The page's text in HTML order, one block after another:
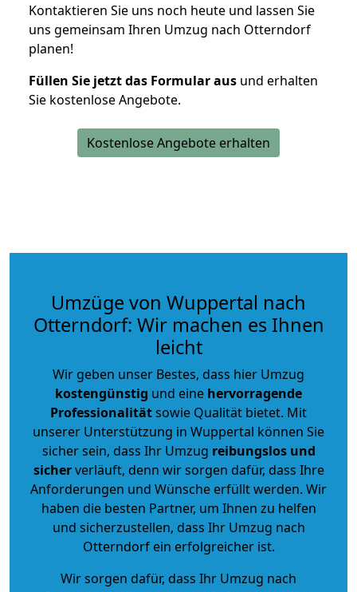
Kontaktieren Sie uns noch heute und lassen Sie
uns gemeinsam Ihren Umzug nach Otterndorf
planen!
Füllen Sie jetzt das Formular aus und erhalten
Sie kostenlose Angebote.
Kostenlose Angebote erhalten
Umzüge von Wuppertal nach
Otterndorf: Wir machen es Ihnen
leicht
Wir geben unser Bestes, dass hier Umzug
kostengünstig und eine hervorragende
Professionalitätsowie Qualität bietet. Mit
unserer Unterstützung in Wuppertal können Sie
sicher sein, dass Ihr Umzug reibungslos und
sicherverläuft, denn wir sorgen dafür, dass Ihre
Anforderungen und Wünsche erfüllt werden. Wir
haben die besten Partner, um Ihnen zu helfen
und sicherzustellen, dass Ihr Umzug nach
Otterndorf ein erfolgreicher ist.
Wir sorgen dafür, dass Ihr Umzug nach